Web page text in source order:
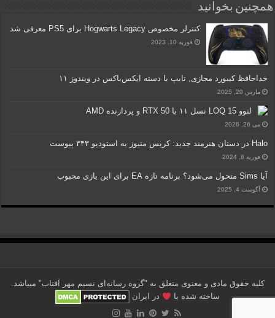
همچنین بخوانید
کنترلر مخصوص Hogwarts Legacy برای PS5 معرفی شد
فوریه 10, 2023
خداحافظ کیبورد مجازی, تایپ با دسته ایکس‌باکس در ویندوز ۱۱
مارس 20, 2025
لنوو LOQ 15 نسل ۱۱ با RTX 50 و پردازنده AMD
می 26, 2026
Halo در دستان هنرمند جدید: کریس متیوز به استودیو ۳۴۳ پیوست
فوریه 8, 2024
آیا Sims متحول می‌شود؟ برنامه‌ تازه EA برای این بازی محبوب
آگوست 4, 2025
کلیه حقوق مادی و معنوی متعلق به "گروه رسانه‌ای نسیم مهر آفتاب" می‎باشد.
ساخته شده با
در ایران